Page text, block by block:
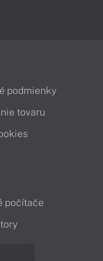
podmienky
tovaru
počítače